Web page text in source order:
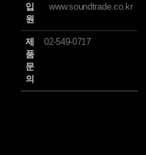
입
원
www.soundtrade.co.kr
제
품
문
의
02-549-0717